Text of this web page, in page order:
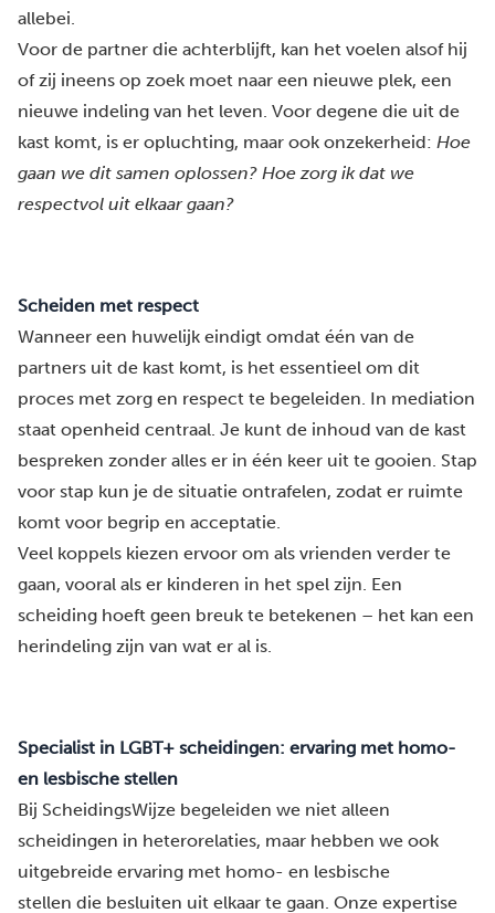
allebei.
Voor de partner die achterblijft, kan het voelen alsof hij
of zij ineens op zoek moet naar een nieuwe plek, een
nieuwe indeling van het leven. Voor degene die uit de
kast komt, is er opluchting, maar ook onzekerheid: Hoe
gaan we dit samen oplossen? Hoe zorg ik dat we
respectvol uit elkaar gaan?
Scheiden met respect
Wanneer een huwelijk eindigt omdat één van de
partners uit de kast komt, is het essentieel om dit
proces met zorg en respect te begeleiden . In mediation
staat openheid centraal. Je kunt de inhoud van de kast
bespreken zonder alles er in één keer uit te gooien. Stap
voor stap kun je de situatie ontrafelen, zodat er ruimte
komt voor begrip en acceptatie.
Veel koppels kiezen ervoor om als vrienden verder te
gaan, vooral als er kinderen in het spel zijn. Een
scheiding hoeft geen breuk te betekenen – het kan een
herindeling zijn van wat er al is.
Specialist in LGBT+ scheidingen: ervaring met homo-
en lesbische stellen
Bij ScheidingsWijze begeleiden we niet alleen
scheidingen in heterorelaties, maar hebben we ook
uitgebreide ervaring met homo- en lesbische
stellen die besluiten uit elkaar te gaan. Onze expertise